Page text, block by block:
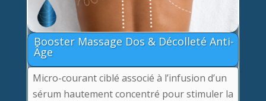
Booster Massage Dos & Décolleté Anti-
Âge
Micro-courant ciblé associé à l’infusion d’un
sérum hautement concentré pour stimuler la